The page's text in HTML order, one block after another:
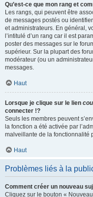
Qu’est-ce que mon rang et
Les rangs, qui peuvent être
de messages postés ou
et administrateurs. En général,
l’intitulé d’un rang car il est
poster des messages sur le
supérieur. Sur la plupart des
modérateur (ou un
messages.
Haut
Lorsque je clique sur le lien
connecter !?
Seuls les membres peuvent
la fonction a été activée par
malveillante de la fonctionnalité
Haut
Problèmes liés à la
Comment créer un nouveau
Cliquez sur le bouton «